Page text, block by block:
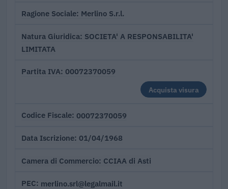
Ragione Sociale Merlino S.r.l.
Natura Giuridica SOCIETA' A RESPONSABILITA'
LIMITATA
Partita IVA 00072370059
Acquista visura
Codice Fiscale 00072370059
Data Iscrizione 01/04/1968
Camera di Commercio CCIAA di Asti
PEC merlino.srl@legalmail.it